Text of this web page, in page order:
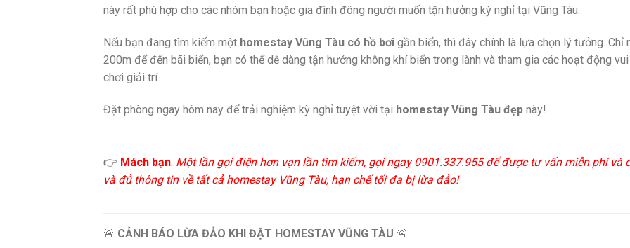
này rất phù hợp cho các nhóm bạn hoặc gia đình đông người muốn tận hưởng kỳ nghỉ tại Vũng Tàu.
Nếu bạn đang tìm kiếm một homestay Vũng Tàu có hồ bơi gần biển, thì đây chính là lựa chọn lý tưởng. Chỉ
200m để đến bãi biển, bạn có thể dễ dàng tận hưởng không khí biển trong lành và tham gia các hoạt động vui
chơi giải trí.
Đặt phòng ngay hôm nay để trải nghiệm kỳ nghỉ tuyệt vời tại homestay Vũng Tàu đẹp này!
👉 Mách bạn: Một lần gọi điện hơn vạn lần tìm kiếm, gọi ngay 0901.337.955 để được tư vấn miễn phí và
và đủ thông tin về tất cả homestay Vũng Tàu, hạn chế tối đa bị lừa đảo!
🚨 CẢNH BÁO LỪA ĐẢO KHI ĐẶT HOMESTAY VŨNG TÀU 🚨